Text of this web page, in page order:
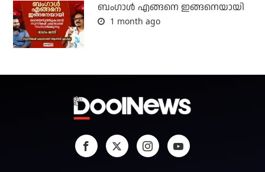
ബം​ഗാൾ എങ്ങനെ ഇങ്ങനെയായി
1 month ago